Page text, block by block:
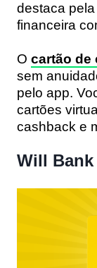
destaca
financeira
O cartão de
sem
pelo app.
cartões
cashback e
Will Bank